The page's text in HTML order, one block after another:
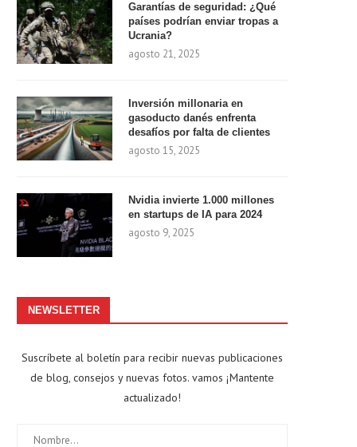
Garantías de seguridad: ¿Qué
países podrían enviar tropas a
Ucrania?
agosto 21, 2025
Inversión millonaria en
gasoducto danés enfrenta
desafíos por falta de clientes
agosto 15, 2025
Nvidia invierte 1.000 millones
en startups de IA para 2024
agosto 9, 2025
NEWSLETTER
Suscríbete al boletín para recibir nuevas publicaciones
de blog, consejos y nuevas fotos. vamos ¡Mantente
actualizado!